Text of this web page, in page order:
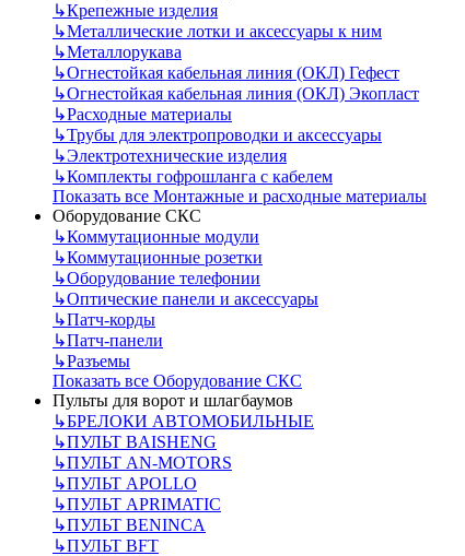
↳Крепежные изделия
↳Металлические лотки и аксессуары к ним
↳Металлорукава
↳Огнестойкая кабельная линия (ОКЛ) Гефест
↳Огнестойкая кабельная линия (ОКЛ) Экопласт
↳Расходные материалы
↳Трубы для электропроводки и аксессуары
↳Электротехнические изделия
↳Комплекты гофрошланга с кабелем
Показать все Монтажные и расходные материалы
Оборудование СКС
↳Коммутационные модули
↳Коммутационные розетки
↳Оборудование телефонии
↳Оптические панели и аксессуары
↳Патч-корды
↳Патч-панели
↳Разъемы
Показать все Оборудование СКС
Пульты для ворот и шлагбаумов
↳БРЕЛОКИ АВТОМОБИЛЬНЫЕ
↳ПУЛЬТ BAISHENG
↳ПУЛЬТ AN-MOTORS
↳ПУЛЬТ APOLLO
↳ПУЛЬТ APRIMATIC
↳ПУЛЬТ BENINCA
↳ПУЛЬТ BFT